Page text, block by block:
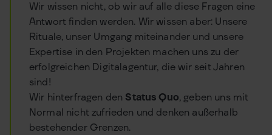
Wir wissen nicht, ob wir auf alle diese Fragen eine
Antwort finden werden. Wir wissen aber: Unsere
Rituale, unser Umgang miteinander und unsere
Expertise in den Projekten machen uns zu der
erfolgreichen Digitalagentur, die wir seit Jahren
sind!
Wir hinterfragen den Status Quo, geben uns mit
Normal nicht zufrieden und denken außerhalb
bestehender Grenzen.